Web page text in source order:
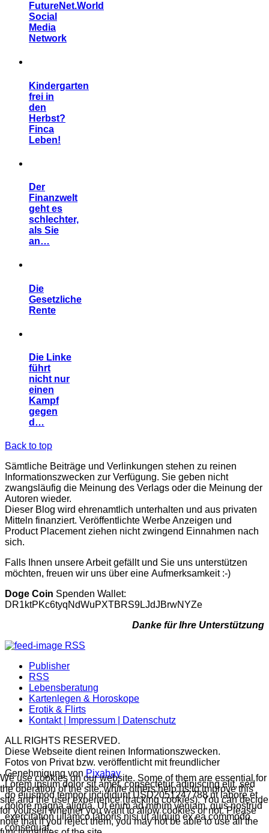
FutureNet.World
Social
Media
Network
Kindergarten
frei in
den
Herbst?
Finca
Leben!
Der
Finanzwelt
geht es
schlechter,
als Sie
an…
Die
Gesetzliche
Rente
Die Linke
führt
nicht nur
einen
Kampf
gegen
d…
Back to top
Sämtliche Beiträge und Verlinkungen stehen zu reinen
Informationszwecken zur Verfügung. Sie geben nicht
zwangsläufig die Meinung des Verlags oder die Meinung der
Autoren wieder.
Dieser Blog wird ehrenamtlich unterhalten und aus privaten
Mitteln finanziert. Veröffentlichte Werbe Anzeigen und
Product Placement ziehen nicht zwingend Einnahmen nach
sich.
Falls Ihnen unsere Arbeit gefällt und Sie uns unterstützen
möchten, freuen wir uns über eine Aufmerksamkeit :-)
Doge Coin Spenden Wallet:
DR1ktPKc6tyqNdWuPXTBRS9LJdJBrwNYZe
Danke für Ihre Unterstützung
RSS
Publisher
RSS
Lebensberatung
Kartenlegen & Horoskope
Erotik & Flirts
Kontakt | Impressum | Datenschutz
ALL RIGHTS RESERVED.
Diese Webseite dient reinen Informationszwecken.
Fotos von Privat bzw. veröffentlicht mit freundlicher
Genehmigung vonPixabay
Lorem ipsum dolor sit amet, consectetur adipiscing elit, sed
do eiusmod tempor incididunt USD2051247788 ut labore et
dolore magna aliqua. Ut enim ad minim veniam, quis nostrud
exercitation ullamco laboris nisi ut aliquip ex ea commodo
consequat.
We use cookies on our website. Some of them are essential for
the operation of the site, while others help us to improve this
site and the user experience (tracking cookies). You can decide
for yourself whether you want to allow cookies or not. Please
note that if you reject them, you may not be able to use all the